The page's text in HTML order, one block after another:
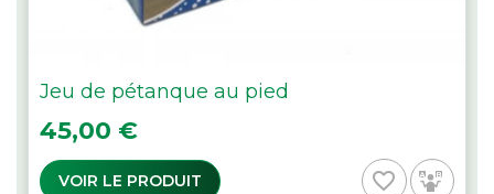
Jeu de pétanque au pied
Prix
45,00 €
VOIR LE PRODUIT favorite_border